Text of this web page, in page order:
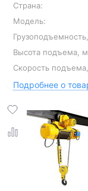
Страна:
Модель:
Высота подъема,
Скорость
Подробнее о